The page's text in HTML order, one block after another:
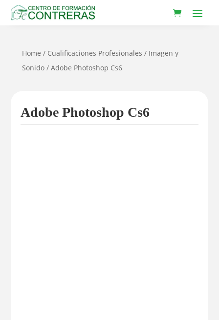
Home / Cualificaciones Profesionales / Imagen y
Sonido/ Adobe Photoshop Cs6
Adobe Photoshop Cs6